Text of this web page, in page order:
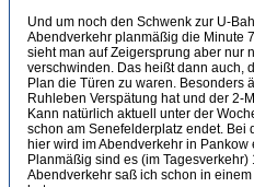
Und um noch den Schwenk zur U-
Abendverkehr planmäßig die Minute
sieht man auf Zeigersprung aber nur
verschwinden. Das heißt dann auch,
Plan die Türen zu waren. Besonders
Ruhleben Verspätung hat und der 2-
Kann natürlich aktuell unter der
schon am Senefelderplatz endet. Bei
hier wird im Abendverkehr in
Planmäßig sind es (im Tagesverkehr)
Abendverkehr saß ich schon in